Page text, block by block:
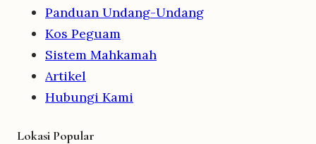
Panduan Undang-Undang
Kos Peguam
Sistem Mahkamah
Artikel
Hubungi Kami
Lokasi Popular